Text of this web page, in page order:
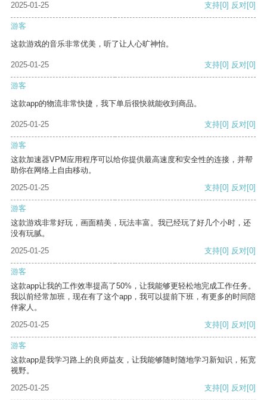
2025-01-25 支持[0] 反对[0]
游客
这款游戏的音乐非常优美，听了让人心旷神怡。
2025-01-25 支持[0] 反对[0]
游客
这款app的物流非常快捷，我下单后很快就能收到商品。
2025-01-25 支持[0] 反对[0]
游客
这款加速器VPM应用程序可以给你提供最高速度和安全性的连接，并帮
助你在网络上自由移动。
2025-01-25
支持[0] 反对[0]
游客
这款游戏非常好玩，画面精美，玩法丰富。我已经玩了好几个小时，还
没有玩腻。
2025-01-25
支持[0] 反对[0]
游客
这款app让我的工作效率提高了50%，让我能够更轻松地完成工作任务。
我以前经常加班，现在有了这个app，我可以提前下班，有更多的时间陪
伴家人。
2025-01-25
支持[0] 反对[0]
游客
这款app是我学习路上的良师益友，让我能够随时随地学习新知识，拓宽
视野。
2025-01-25
支持[0] 反对[0]